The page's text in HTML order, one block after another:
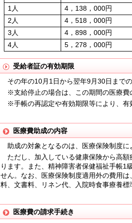
1人
4，138，000円
2人
4，518，000円
3人
4，898，000円
4人
5，278，000円
受給者証の有効期限
その年の10月1日から翌年9月30日までの
※支給停止の場合は、この期間の医療費
※手帳の再認定や有効期限等により、有
医療費助成の内容
助成の対象となるのは、医療保険制度に
ただし、加入している健康保険から高額
ります。また、精神障害者保健福祉手帳1
せん。なお、医療保険制度適用外の費用
料、文書料、リネン代、入院時食事療養標
医療費の請求手続き